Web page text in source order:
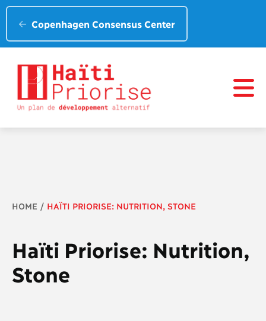
Copenhagen Consensus Center
Breadcrumb
HOME HAÏTI PRIORISE: NUTRITION, STONE
Haïti Priorise: Nutrition,
Stone